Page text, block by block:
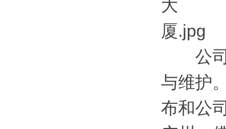
公司
与维护
布和公